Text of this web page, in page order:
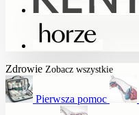
Zdrowie Zobacz wszystkie
Pierwsza pomoc